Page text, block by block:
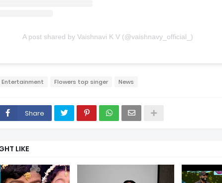
A post shared by Vaishnavi K V (@vaishnavy_official_)
Entertainment Flowers top singer News
Share
LIKE